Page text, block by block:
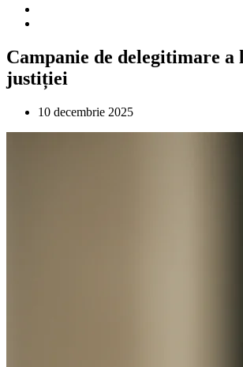
Campanie de delegitimare
justiției
10 decembrie 2025